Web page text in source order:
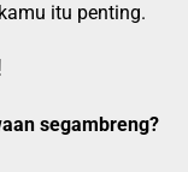
itu penting.
segambreng?